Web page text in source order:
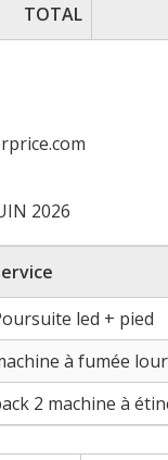
TOTAL
2026
led + pied
à fumée
2 machine à